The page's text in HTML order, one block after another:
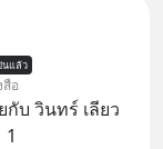
นแล้ว
อ
บ วินทร์ เลียว